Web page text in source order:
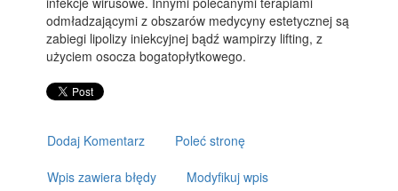
odmładzającymi z obszarów medycyny estetycznej są
zabiegi lipolizy iniekcyjnej bądź wampirzy lifting, z
użyciem osocza bogatopłytkowego.
Dodaj Komentarz Poleć stronę
Wpis zawiera błędy Modyfikuj wpis